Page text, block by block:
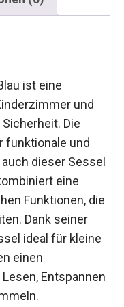
ist eine
und
Die
funktionale und
dieser Sessel
eine
Funktionen, die
Dank seiner
ideal für kleine
einen
Entspannen